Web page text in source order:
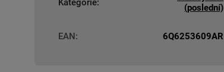
(poslední)
EAN: 6Q6253609AR